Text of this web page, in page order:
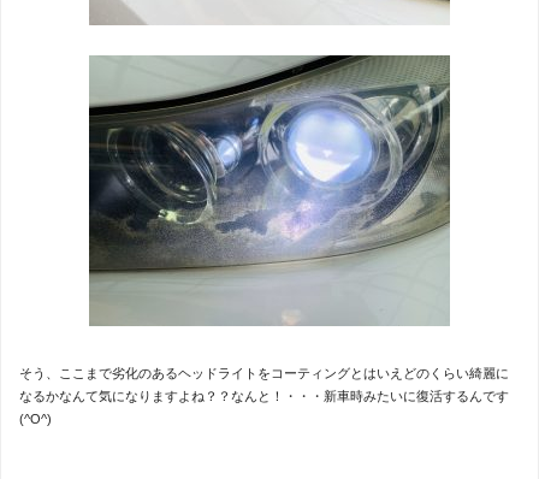
そう、ここまで劣化のあるヘッドライトをコーティングとはいえどのくらい綺麗に
なるかなんて気になりますよね？？なんと！・・・新車時みたいに復活するんです
(^O^)